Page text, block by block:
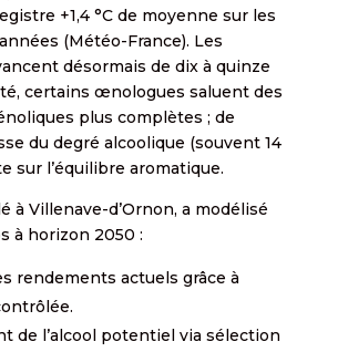
+1,4 °C de moyenne sur les
(Météo-France). Les
désormais de dix à quinze
certains œnologues saluent des
plus complètes ; de
du degré alcoolique (souvent 14
sur l’équilibre aromatique.
à Villenave-d’Ornon, a modélisé
à horizon 2050 :
rendements actuels grâce à
de l’alcool potentiel via sélection